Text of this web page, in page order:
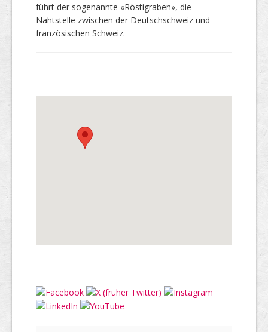
führt der sogenannte «Röstigraben», die
Nahtstelle zwischen der Deutschschweiz und
französischen Schweiz.